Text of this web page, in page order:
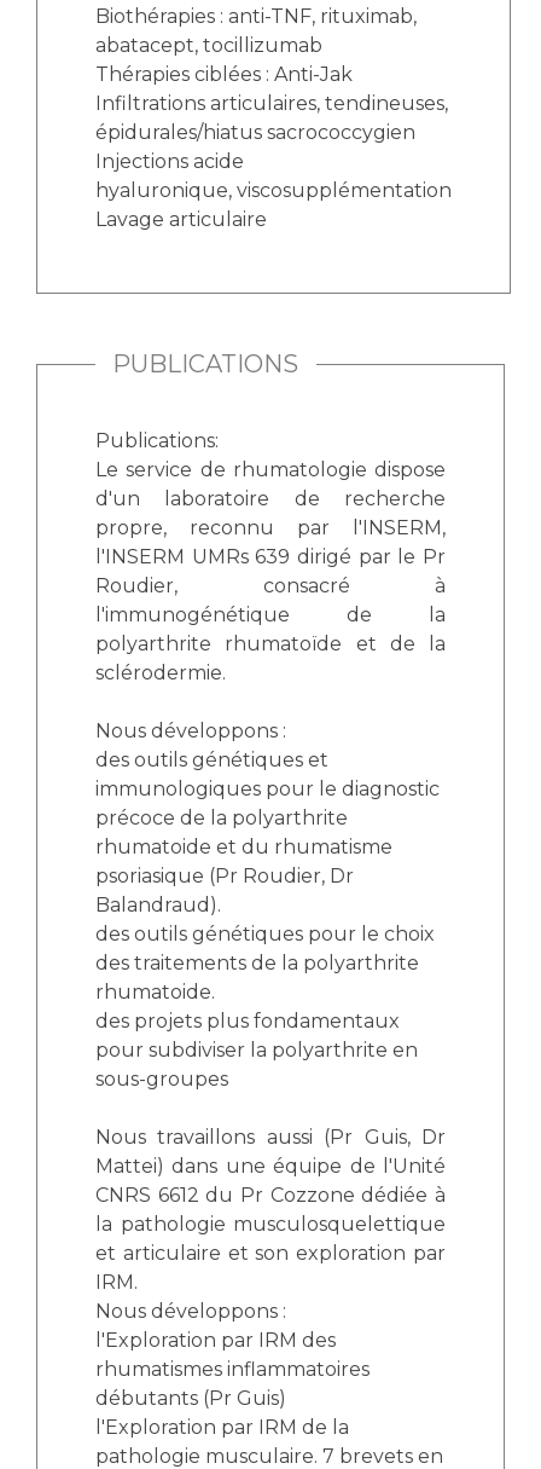
Biothérapies : anti-TNF, rituximab,
abatacept, tocillizumab
Thérapies ciblées : Anti-Jak
Infiltrations articulaires, tendineuses,
épidurales/hiatus sacrococcygien
Injections acide
hyaluronique, viscosupplémentation
Lavage articulaire
PUBLICATIONS
Publications:
Le service de rhumatologie dispose
d'un laboratoire de recherche
propre, reconnu par l'INSERM,
l'INSERM UMRs 639 dirigé par le Pr
Roudier, consacré à
l'immunogénétique de la
polyarthrite rhumatoïde et de la
sclérodermie.
Nous développons :
des outils génétiques et
immunologiques pour le diagnostic
précoce de la polyarthrite
rhumatoide et du rhumatisme
psoriasique (Pr Roudier, Dr
Balandraud).
des outils génétiques pour le choix
des traitements de la polyarthrite
rhumatoide.
des projets plus fondamentaux
pour subdiviser la polyarthrite en
sous-groupes
Nous travaillons aussi (Pr Guis, Dr
Mattei) dans une équipe de l'Unité
CNRS 6612 du Pr Cozzone dédiée à
la pathologie musculosquelettique
et articulaire et son exploration par
IRM.
Nous développons :
l'Exploration par IRM des
rhumatismes inflammatoires
débutants (Pr Guis)
l'Exploration par IRM de la
pathologie musculaire. 7 brevets en